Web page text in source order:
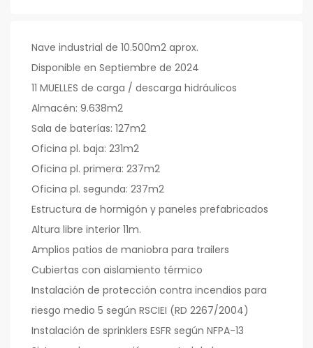
Nave industrial de 10.500m2 aprox.
Disponible en Septiembre de 2024
11 MUELLES de carga / descarga hidráulicos
Almacén: 9.638m2
Sala de baterías: 127m2
Oficina pl. baja: 231m2
Oficina pl. primera: 237m2
Oficina pl. segunda: 237m2
Estructura de hormigón y paneles prefabricados
Altura libre interior 11m.
Amplios patios de maniobra para trailers
Cubiertas con aislamiento térmico
Instalación de protección contra incendios para
riesgo medio 5 según RSCIEI (RD 2267/2004)
Instalación de sprinklers ESFR según NFPA-13